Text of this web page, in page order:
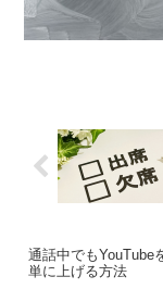
通話中でもYouTube
単に上げる方法